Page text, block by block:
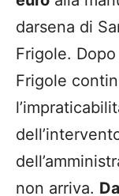
darsena di
Frigole.
Frigole
non arriva.